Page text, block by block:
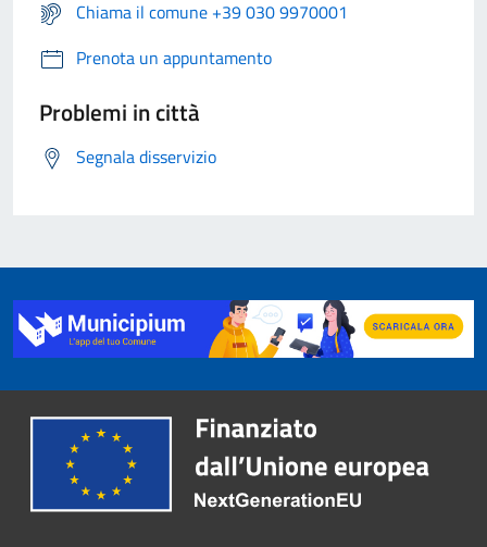
Chiama il comune +39 030 9970001
Prenota un appuntamento
Problemi in città
Segnala disservizio